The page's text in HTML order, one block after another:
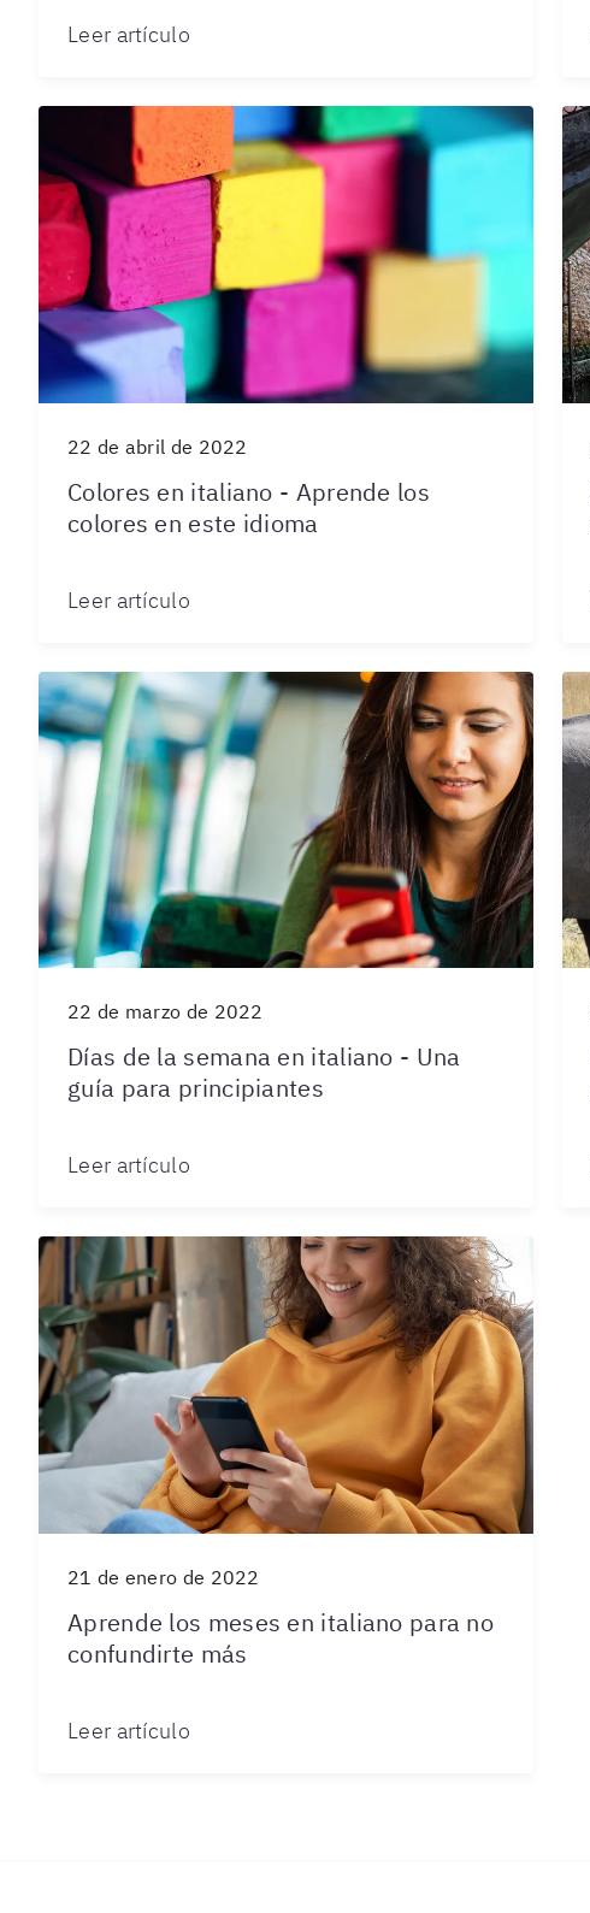
Leer artículo
22 de abril de 2022
Colores en italiano - Aprende los
colores en este idioma
Leer artículo
22 de marzo de 2022
Días de la semana en italiano - Una
guía para principiantes
Leer artículo
21 de enero de 2022
Aprende los meses en italiano para no
confundirte más
Leer artículo